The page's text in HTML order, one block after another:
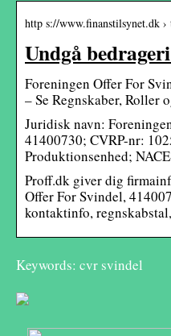
http s://www.finanstilsynet.dk
Undgå
Foreningen Offer For
– Se Regnskaber, Roller
Juridisk navn:
41400730; CVRP-nr:
Produktionsenhed;
Proff.dk giver dig
Offer For Svindel,
kontaktinfo,
Keywords: cvr svindel